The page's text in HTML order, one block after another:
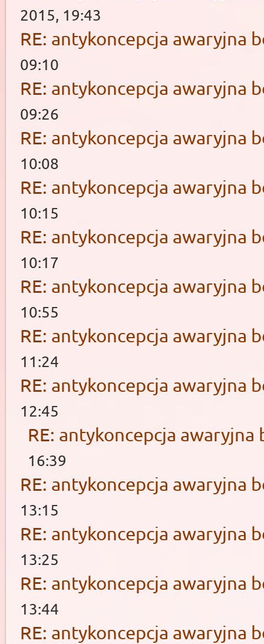
2015, 19:43
RE: antykoncepcja awaryjna
09:10
RE: antykoncepcja awaryjna
09:26
RE: antykoncepcja awaryjna
10:08
RE: antykoncepcja awaryjna
10:15
RE: antykoncepcja awaryjna
10:17
RE: antykoncepcja awaryjna
10:55
RE: antykoncepcja awaryjna
11:24
RE: antykoncepcja awaryjna
12:45
RE: antykoncepcja awaryjna
16:39
RE: antykoncepcja awaryjna
13:15
RE: antykoncepcja awaryjna
13:25
RE: antykoncepcja awaryjna
13:44
RE: antykoncepcja awaryjna